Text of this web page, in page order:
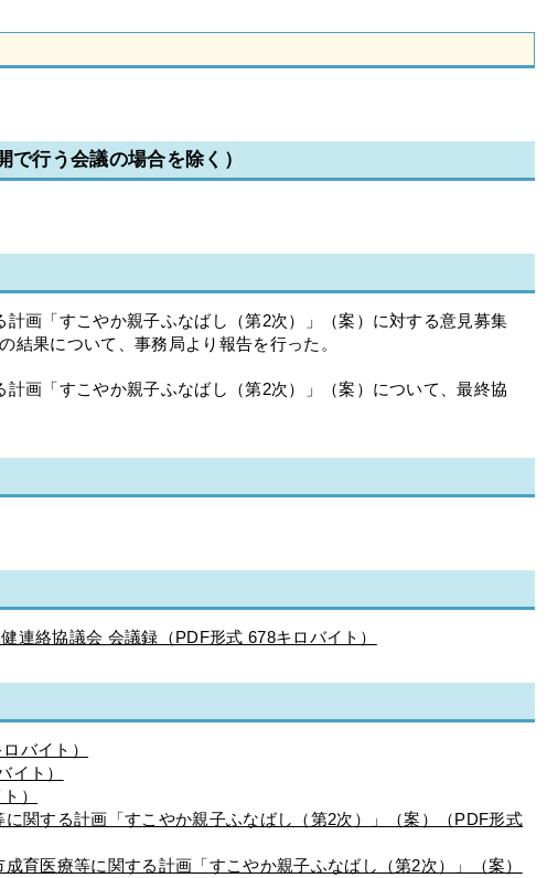
行う会議の場合を除く）
計画「すこやか親子ふなばし（第2次）」（案）に対する意見募集
果について、事務局より報告を行った。
計画「すこやか親子ふなばし（第2次）」（案）について、最終協
連絡協議会 会議録（PDF形式 678キロバイト）
バイト）
イト）
）
関する計画「すこやか親子ふなばし（第2次）」（案）（PDF形式
育医療等に関する計画「すこやか親子ふなばし（第2次）」（案）